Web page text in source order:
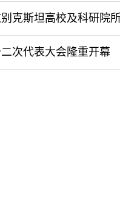
次代表大会隆重开幕